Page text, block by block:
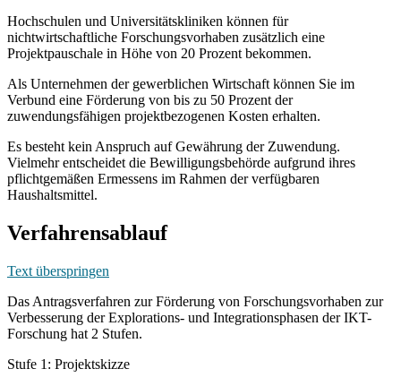
Hochschulen und Universitätskliniken können für
nichtwirtschaftliche Forschungsvorhaben zusätzlich eine
Projektpauschale in Höhe von 20 Prozent bekommen.
Als Unternehmen der gewerblichen Wirtschaft können Sie im
Verbund eine Förderung von bis zu 50 Prozent der
zuwendungsfähigen projektbezogenen Kosten erhalten.
Es besteht kein Anspruch auf Gewährung der Zuwendung.
Vielmehr entscheidet die Bewilligungsbehörde aufgrund ihres
pflichtgemäßen Ermessens im Rahmen der verfügbaren
Haushaltsmittel.
Verfahrensablauf
Text überspringen
Das Antragsverfahren zur Förderung von Forschungsvorhaben zur
Verbesserung der Explorations- und Integrationsphasen der IKT-
Forschung hat 2 Stufen.
Stufe 1: Projektskizze